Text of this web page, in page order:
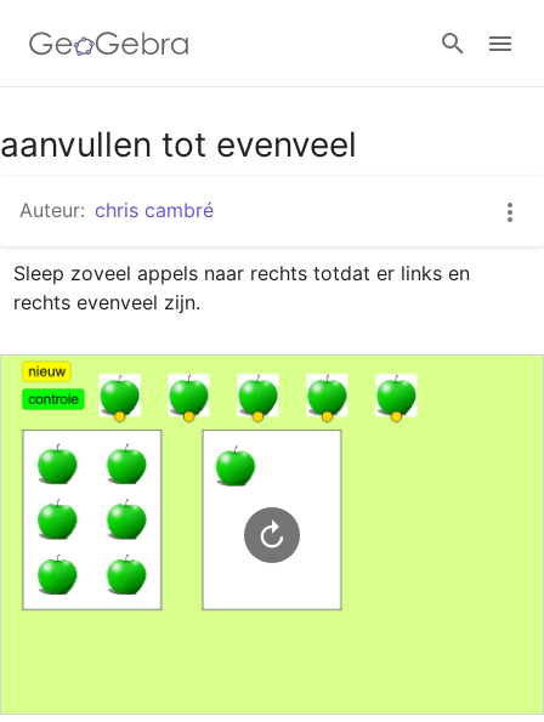
Google Classroom
GeoGebra Klaslokaal
aanvullen tot evenveel
Auteur: chris cambré
Sleep zoveel appels naar rechts totdat er links en
rechts evenveel zijn.